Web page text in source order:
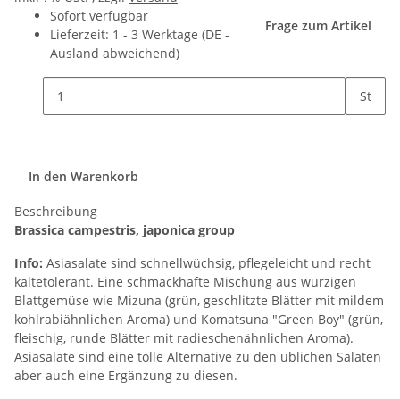
Sofort verfügbar
Lieferzeit: 1 - 3 Werktage (DE -
Ausland abweichend)
Frage zum Artikel
St
In den Warenkorb
Beschreibung
Brassica campestris, japonica group
Info: Asiasalate sind schnellwüchsig, pflegeleicht und recht
kältetolerant. Eine schmackhafte Mischung aus würzigen
Blattgemüse wie Mizuna (grün, geschlitzte Blätter mit mildem
kohlrabiähnlichen Aroma) und Komatsuna "Green Boy" (grün,
fleischig, runde Blätter mit radieschenähnlichen Aroma).
Asiasalate sind eine tolle Alternative zu den üblichen Salaten
aber auch eine Ergänzung zu diesen.